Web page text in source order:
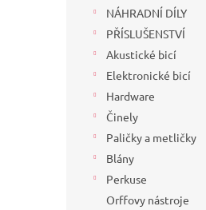
NÁHRADNÍ DÍLY
PŘÍSLUŠENSTVÍ
Akustické bicí
Elektronické bicí
Hardware
Činely
Paličky a metličky
Blány
Perkuse
Orffovy nástroje